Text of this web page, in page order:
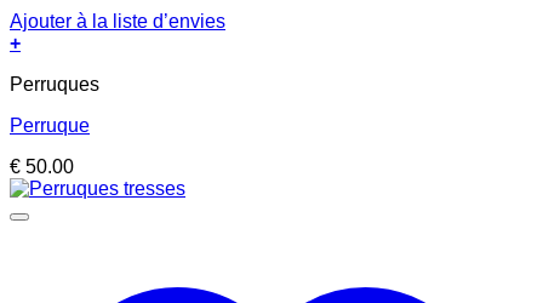
Ajouter à la liste d’envies
+
Perruques
Perruque
€ 50.00